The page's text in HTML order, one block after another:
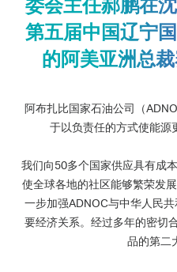
委会主任郝鹏在
第五届中国辽宁
的阿美亚洲总
阿布扎比国家石油公司（
于以负责任的方式使能源
我们向50多个国家供应具有成
使全球各地的社区能够繁荣发
一步加强ADNOC与中华人民
要经济关系。经过多年的密切
品的第二